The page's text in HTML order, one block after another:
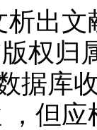
出
权归
据库
但